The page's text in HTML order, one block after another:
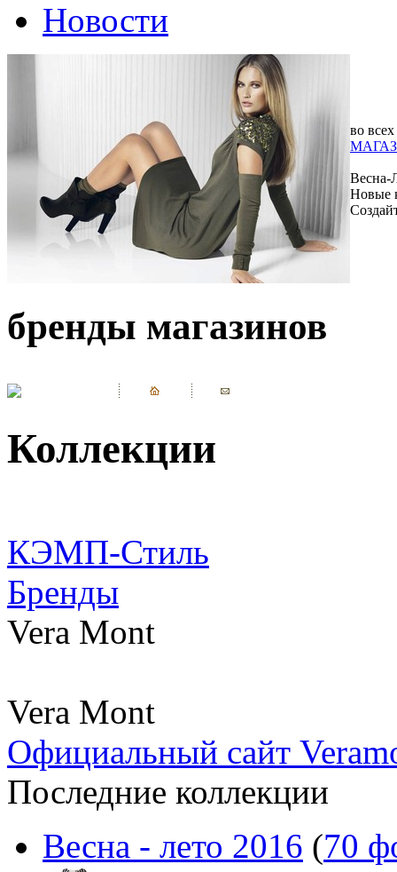
Новости
во всех
Весна-
Новые
бренды магазинов
Коллекции
КЭМП-Стиль
Бренды
Vera Mont
Vera Mont
Официальный сайт
Последние коллекции
Весна - лето 2016 (70